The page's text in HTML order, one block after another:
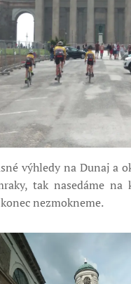
výhledy na Dunaj a
tak nasedáme na
nezmokneme.